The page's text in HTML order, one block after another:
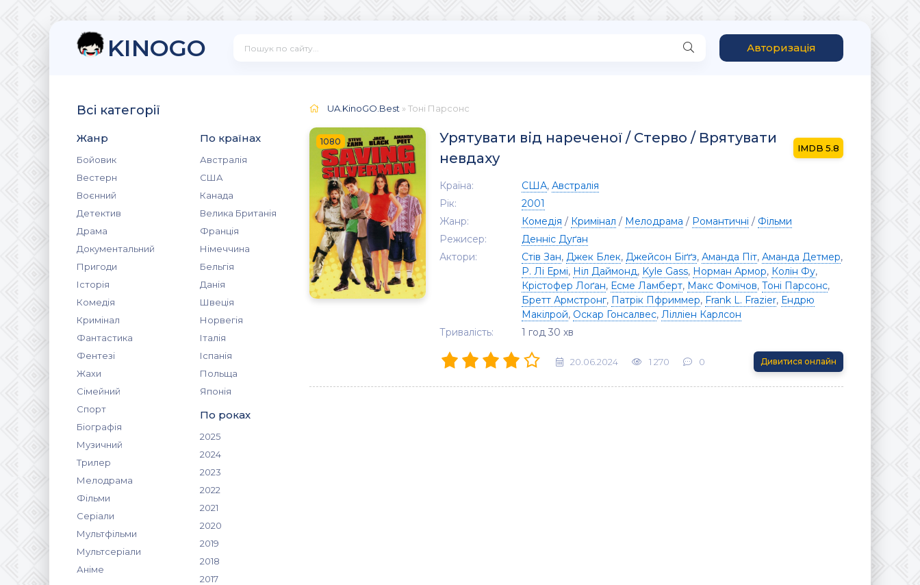
KINOGO Авторизація
Всі категорії
Жанр
Бойовик
Вестерн
Воєнний
Детектив
Драма
Документальний
Пригоди
Історія
Комедія
Кримінал
Фантастика
Фентезі
Жахи
Сімейний
Спорт
Біографія
Музичний
Трилер
Мелодрама
Фільми
Серіали
Мультфільми
Мультсеріали
Аніме
По країнах
Австралія
США
Канада
Велика Британія
Франція
Німеччина
Бельгія
Данія
Швеція
Норвегія
Італія
Іспанія
Польща
Японія
По роках
2025
2024
2023
2022
2021
2020
2019
2018
2017
UA.KinoGO.Best » Тоні Парсонс
1080
Урятувати від нареченої / Стерво / Врятувати
невдаху
5.8
Країна: США, Австралія
Рік:
2001
Жанр:
Комедія / Кримінал / Мелодрама / Романтичні / Фільми
Режисер:
Денніс Дуґан
Актори:
Стів Зан, Джек Блeк, Джейсон Біґґз, Аманда Піт, Аманда Детмер,
Р. Лі Ермі, Ніл Даймонд, Kyle Gass, Норман Армор, Колін Фу,
Крістофер Лоґан, Есме Ламберт, Макс Фомічов, Тоні Парсонс,
Бретт Армстронг, Патрік Пфриммер, Frank L. Frazier, Ендрю
Макілрой, Оскар Гонсалвес, Лілліен Карлсон
Тривалість:
1 год 30 хв
20.06.2024 1 270 0 Дивитися онлайн